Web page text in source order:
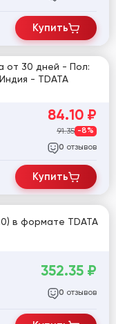
Купить
от 30 дней - Пол:
- TDATA
84.10 ₽
91.35 -8%
0 отзывов
Купить
в формате TDATA
352.35 ₽
0 отзывов